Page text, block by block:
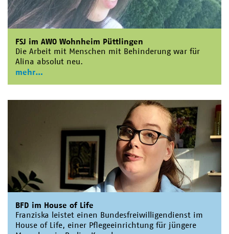
FSJ im AWO Wohnheim Püttlingen
Die Arbeit mit Menschen mit Behinderung war für
Alina absolut neu.
mehr
BFD im House of Life
Franziska leistet einen Bundesfreiwilligendienst im
House of Life, einer Pflegeeinrichtung für jüngere